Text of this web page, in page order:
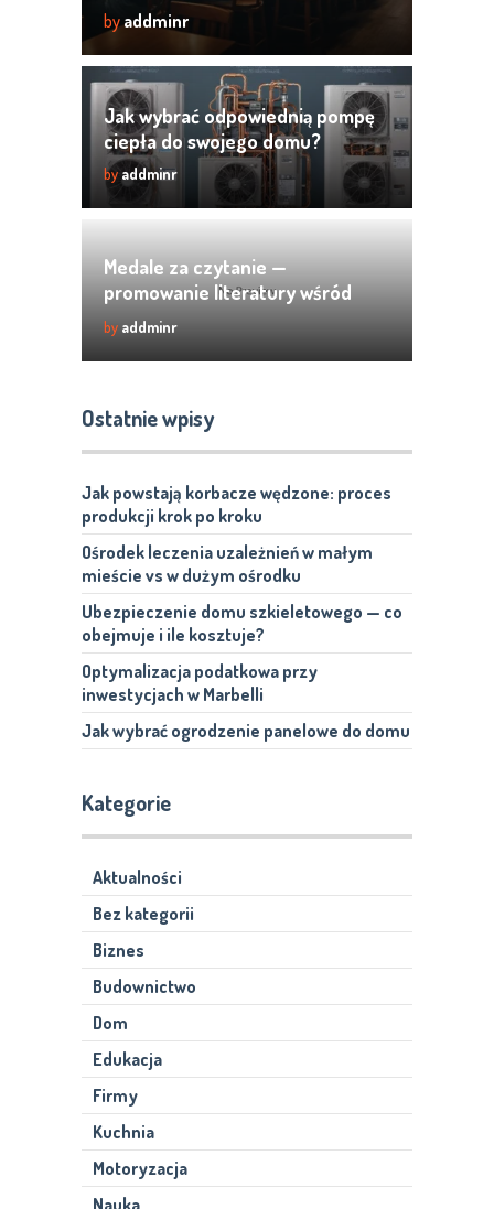
byaddminr
Jak wybrać odpowiednią pompę
ciepła do swojego domu?
by addminr
Medale za czytanie —
promowanie literatury wśród
dzieci
by addminr
Ostatnie wpisy
Jak powstają korbacze wędzone: proces
produkcji krok po kroku
Ośrodek leczenia uzależnień w małym
mieście vs w dużym ośrodku
Ubezpieczenie domu szkieletowego — co
obejmuje i ile kosztuje?
Optymalizacja podatkowa przy
inwestycjach w Marbelli
Jak wybrać ogrodzenie panelowe do domu
Kategorie
Aktualności
Bez kategorii
Biznes
Budownictwo
Dom
Edukacja
Firmy
Kuchnia
Motoryzacja